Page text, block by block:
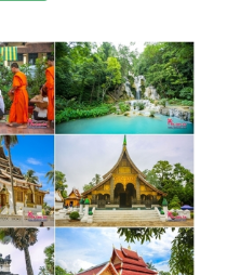
ก และยังเป็นสถานที่
องเที่ยวทั่วทุกมุมโลก